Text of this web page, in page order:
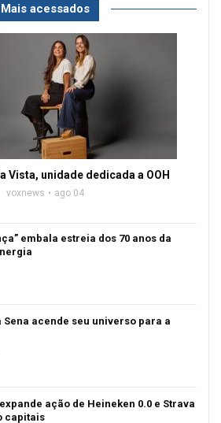
Mais acessados
Vista, unidade dedicada a OOH
voxnews ago 04
embala estreia dos 70 anos da
Sena acende seu universo para a
ação de Heineken 0.0 e Strava
capitais